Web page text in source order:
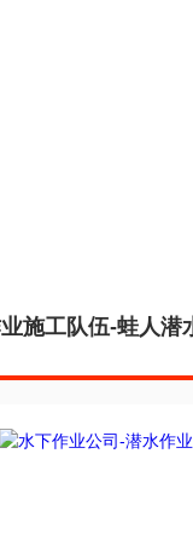
施工队伍-蛙人潜